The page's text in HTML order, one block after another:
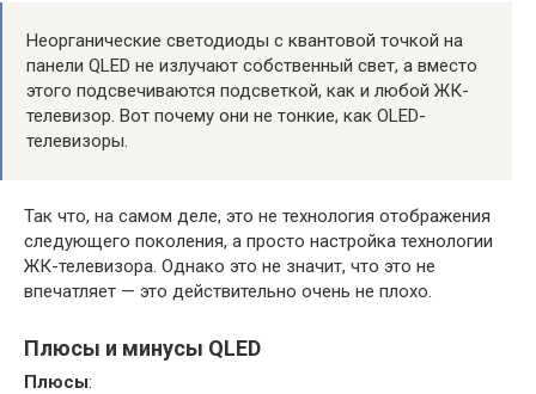
Неорганические светодиоды с квантовой точкой на
панели QLED не излучают собственный свет, а вместо
этого подсвечиваются подсветкой, как и любой ЖК-
телевизор. Вот почему они не тонкие, как OLED-
телевизоры.
Так что, на самом деле, это не технология отображения
следующего поколения, а просто настройка технологии
ЖК-телевизора. Однако это не значит, что это не
впечатляет — это действительно очень не плохо.
Плюсы и минусы QLED
Плюсы: